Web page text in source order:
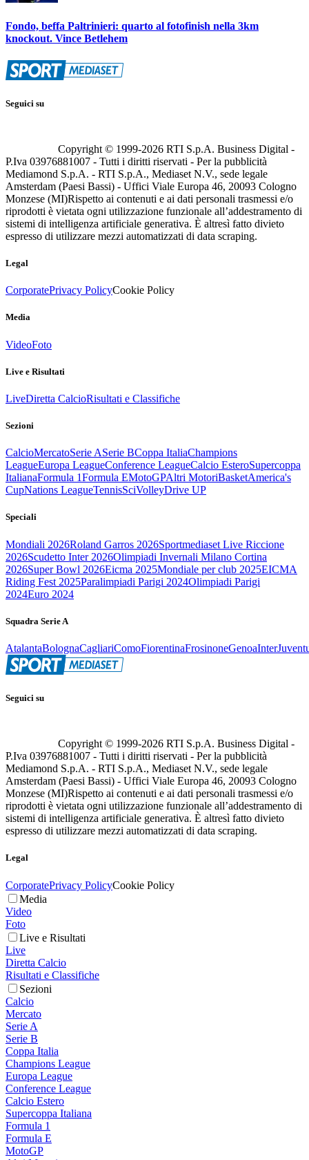
Fondo, beffa Paltrinieri: quarto al fotofinish nella 3km
knockout. Vince Betlehem
Seguici su
Copyright © 1999-2026 RTI S.p.A. Business Digital -
P.Iva 03976881007 - Tutti i diritti riservati - Per la pubblicità
Mediamond S.p.A. - RTI S.p.A., Mediaset N.V., sede legale
Amsterdam (Paesi Bassi) - Uffici Viale Europa 46, 20093 Cologno
Monzese (MI)Rispetto ai contenuti e ai dati personali trasmessi e/o
riprodotti è vietata ogni utilizzazione funzionale all’addestramento di
sistemi di intelligenza artificiale generativa. È altresì fatto divieto
espresso di utilizzare mezzi automatizzati di data scraping.
Legal
CorporatePrivacy PolicyCookie Policy
Media
VideoFoto
Live e Risultati
LiveDiretta CalcioRisultati e Classifiche
Sezioni
CalcioMercatoSerie ASerie BCoppa ItaliaChampions
LeagueEuropa LeagueConference LeagueCalcio EsteroSupercoppa
ItalianaFormula 1Formula EMotoGPAltri MotoriBasketAmerica's
CupNations LeagueTennisSciVolleyDrive UP
Speciali
Mondiali 2026Roland Garros 2026Sportmediaset Live Riccione
2026Scudetto Inter 2026Olimpiadi Invernali Milano Cortina
2026Super Bowl 2026Eicma 2025Mondiale per club 2025EICMA
Riding Fest 2025Paralimpiadi Parigi 2024Olimpiadi Parigi
2024Euro 2024
Squadra Serie A
AtalantaBolognaCagliariComoFiorentinaFrosinoneGenoaInter
Seguici su
Copyright © 1999-2026 RTI S.p.A. Business Digital -
P.Iva 03976881007 - Tutti i diritti riservati - Per la pubblicità
Mediamond S.p.A. - RTI S.p.A., Mediaset N.V., sede legale
Amsterdam (Paesi Bassi) - Uffici Viale Europa 46, 20093 Cologno
Monzese (MI)Rispetto ai contenuti e ai dati personali trasmessi e/o
riprodotti è vietata ogni utilizzazione funzionale all’addestramento di
sistemi di intelligenza artificiale generativa. È altresì fatto divieto
espresso di utilizzare mezzi automatizzati di data scraping.
Legal
CorporatePrivacy PolicyCookie Policy
Media
Video
Foto
Live e Risultati
Live
Diretta Calcio
Risultati e Classifiche
Sezioni
Calcio
Mercato
Serie A
Serie B
Coppa Italia
Champions League
Europa League
Conference League
Calcio Estero
Supercoppa Italiana
Formula 1
Formula E
MotoGP